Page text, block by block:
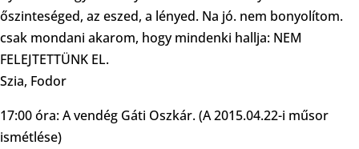
őszinteséged, az eszed, a lényed. Na jó. nem bonyolítom.
csak mondani akarom, hogy mindenki hallja: NEM
FELEJTETTÜNK EL.
Szia, Fodor
17:00 óra: A vendég Gáti Oszkár. (A 2015.04.22-i műsor
ismétlése)